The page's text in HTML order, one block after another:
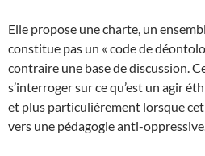
Elle propose une charte, un
constitue pas un « code de
contraire une base de discussion.
s’interroger sur ce qu’est un agir
et plus particulièrement lorsque
vers une pédagogie anti-